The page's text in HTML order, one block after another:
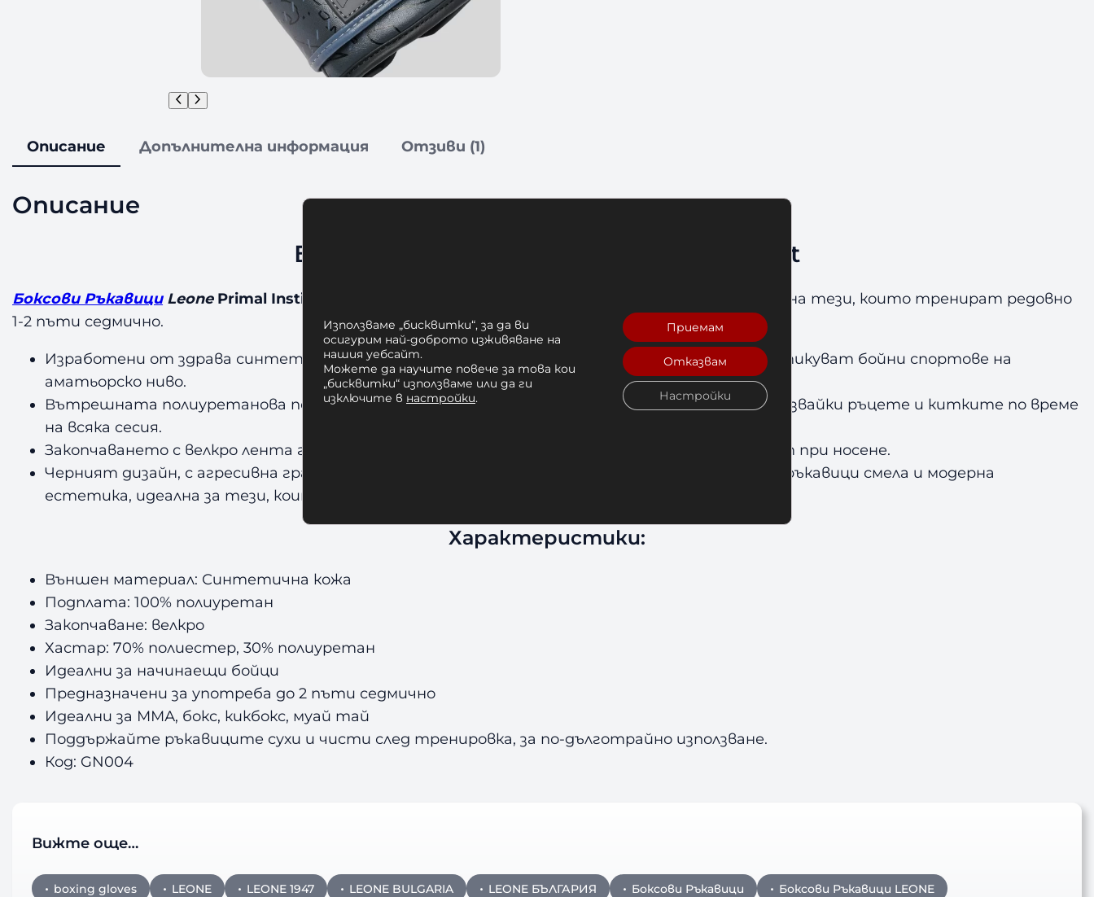
Описание Допълнителна информация Отзиви (1)
Описание
Боксови Ръкавици Leone Primal Instinct
Боксови РъкавициLeonePrimal Instinct –
проектирани да предложат защита, комфорт и стил на тези, които тренират редовно
1-2 пъти седмично.
Изработени от здрава синтетична кожа, те са идеални за начинаещи и тези, които практикуват бойни спортове на
аматьорско ниво.
Вътрешната полиуретанова подплата осигурява комфорт и абсорбиране на удари, предпазвайки ръцете и китките по време
на всяка сесия.
Закопчаването с велкро лента гарантира стабилно прилягане, бързо регулиране и комфорт при носене.
Черният дизайн, с агресивна графика, вдъхновена от света на ММА, придава на боксовите ръкавици смела и модерна
естетика, идеална за тези, които искат да се откроят на ринга с характер.
Характеристики:
Външен материал: Синтетична кожа
Подплата: 100% полиуретан
Закопчаване: велкро
Хастар: 70% полиестер, 30% полиуретан
Идеални за начинаещи бойци
Предназначени за употреба до 2 пъти седмично
Идеални за ММА, бокс, кикбокс, муай тай
Поддържайте ръкавиците сухи и чисти след тренировка, за по-дълготрайно използване.
Код: GN004
Вижте още…
boxing gloves LEONE LEONE 1947 LEONE BULGARIA LEONE БЪЛГАРИЯ Боксови Ръкавици
Боксови Ръкавици LEONE
Използваме „бисквитки“, за да ви
осигурим най-доброто изживяване на
нашия уебсайт.
Можете да научите повече за това кои
„бисквитки“ използваме или да ги
изключите в настройки.
Приемам
Отказвам
Настройки